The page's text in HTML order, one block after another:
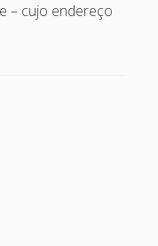
– cujo endereço